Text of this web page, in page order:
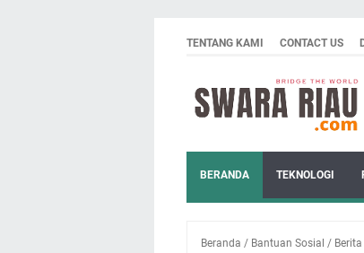
TENTANG KAMI CONTACT US
BERANDA TEKNOLOGI
Beranda / Bantuan Sosial /